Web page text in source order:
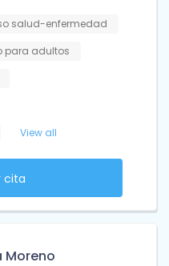
salud-enfermedad
para adultos
View all
cita
Moreno